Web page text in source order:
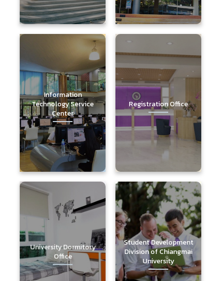
Information
Technology Service
Center
Registration Office
University Dormitory
Office
Student Development
Division of Chiangmai
University